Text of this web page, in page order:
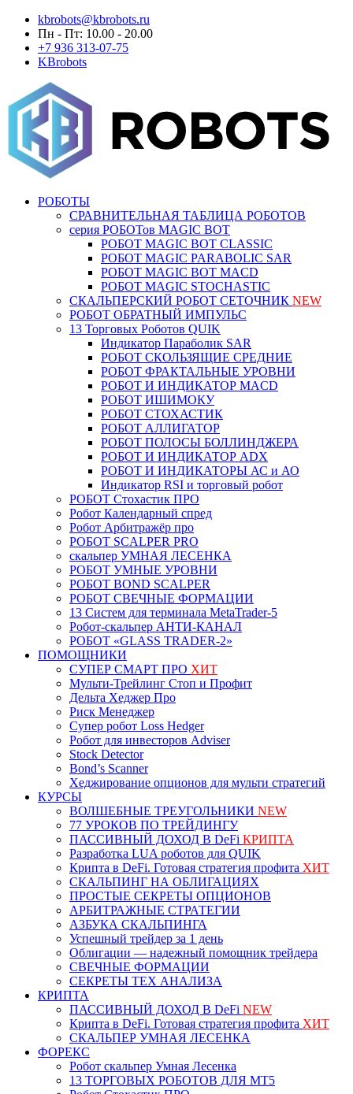
kbrobots@kbrobots.ru
Пн - Пт: 10.00 - 20.00
+7 936 313-07-75
KBrobots
РОБОТЫ
СРАВНИТЕЛЬНАЯ ТАБЛИЦА РОБОТОВ
серия РОБОТов MAGIC BOT
РОБОТ MAGIC BOT CLASSIC
РОБОТ MAGIC PARABOLIC SAR
РОБОТ MAGIC BOT MACD
РОБОТ MAGIC STOCHASTIC
СКАЛЬПЕРСКИЙ РОБОТ СЕТОЧНИК NEW
РОБОТ ОБРАТНЫЙ ИМПУЛЬС
13 Торговых Роботов QUIK
Индикатор Параболик SAR
РОБОТ СКОЛЬЗЯЩИЕ СРЕДНИЕ
РОБОТ ФРАКТАЛЬНЫЕ УРОВНИ
РОБОТ И ИНДИКАТОР MACD
РОБОТ ИШИМОКУ
РОБОТ СТОХАСТИК
РОБОТ АЛЛИГАТОР
РОБОТ ПОЛОСЫ БОЛЛИНДЖЕРА
РОБОТ И ИНДИКАТОР ADX
РОБОТ И ИНДИКАТОРЫ АС и АО
Индикатор RSI и торговый робот
РОБОТ Стохастик ПРО
Робот Календарный спред
Робот Арбитражёр про
РОБОТ SCALPER PRO
скальпер УМНАЯ ЛЕСЕНКА
РОБОТ УМНЫЕ УРОВНИ
РОБОТ BOND SCALPER
РОБОТ СВЕЧНЫЕ ФОРМАЦИИ
13 Систем для терминала MetaTrader-5
Робот-скальпер АНТИ-КАНАЛ
РОБОТ «GLASS TRADER-2»
ПОМОЩНИКИ
СУПЕР СМАРТ ПРО ХИТ
Мульти-Трейлинг Стоп и Профит
Дельта Хеджер Про
Риск Менеджер
Супер робот Loss Hedger
Робот для инвесторов Adviser
Stock Detector
Bond’s Scanner
Хеджирование опционов для мульти стратегий
КУРСЫ
ВОЛШЕБНЫЕ ТРЕУГОЛЬНИКИ NEW
77 УРОКОВ ПО ТРЕЙДИНГУ
ПАССИВНЫЙ ДОХОД В DeFi КРИПТА
Разработка LUA роботов для QUIK
Крипта в DeFi. Готовая стратегия профита ХИТ
СКАЛЬПИНГ НА ОБЛИГАЦИЯХ
ПРОСТЫЕ СЕКРЕТЫ ОПЦИОНОВ
АРБИТРАЖНЫЕ СТРАТЕГИИ
АЗБУКА СКАЛЬПИНГА
Успешный трейдер за 1 день
Облигации — надежный помощник трейдера
СВЕЧНЫЕ ФОРМАЦИИ
СЕКРЕТЫ ТЕХ АНАЛИЗА
КРИПТА
ПАССИВНЫЙ ДОХОД В DeFi NEW
Крипта в DeFi. Готовая стратегия профита ХИТ
СКАЛЬПЕР УМНАЯ ЛЕСЕНКА
ФОРЕКС
Робот скальпер Умная Лесенка
13 ТОРГОВЫХ РОБОТОВ ДЛЯ МТ5